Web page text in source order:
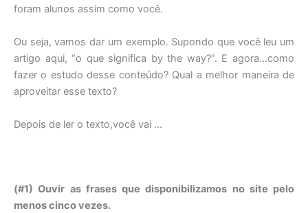
foram alunos assim como você.
Ou seja, vamos dar um exemplo. Supondo que você leu um
artigo aqui, “o que significa by the way?”. E agora…como
fazer o estudo desse conteúdo? Qual a melhor maneira de
aproveitar esse texto?
Depois de ler o texto,você vai …
(#1) Ouvir as frases que disponibilizamos no site pelo
menos cinco vezes.